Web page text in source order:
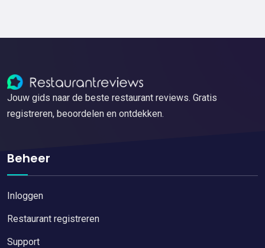
Jouw gids naar de beste restaurant reviews. Gratis
registreren, beoordelen en ontdekken.
Beheer
Inloggen
Restaurant registreren
Support